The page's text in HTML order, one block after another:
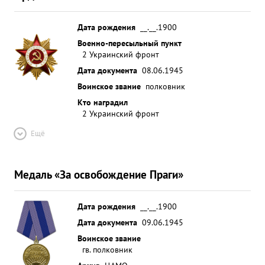
Дата рождения
__.__.1900
Военно-пересыльный пункт
2 Украинский фронт
Дата документа 08.06.1945
Воинское звание полковник
Кто наградил
2 Украинский фронт
Ещё
Медаль «За освобождение Праги»
Дата рождения
__.__.1900
Дата документа 09.06.1945
Воинское звание
гв. полковник